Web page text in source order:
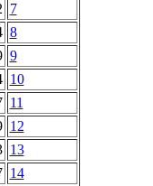
7
8
9
10
11
12
13
14